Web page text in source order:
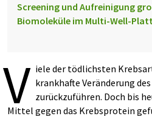
Screening und Aufreinigung
Biomoleküle im Multi-Well-
V iele der tödlichsten
krankhafte Veränderung
zurückzuführen. Doch bis
Mittel gegen das Krebsprotein